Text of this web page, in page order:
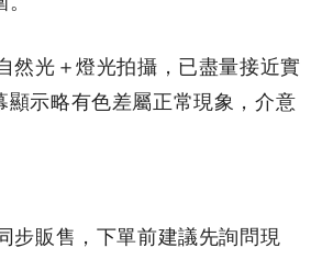
然光＋燈光拍攝，已盡量接近實
顯示略有色差屬正常現象，介意
步販售，下單前建議先詢問現